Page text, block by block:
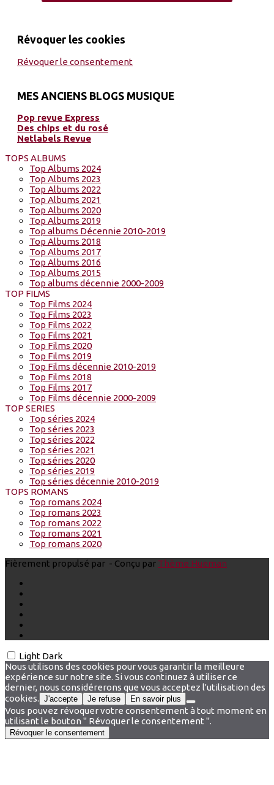
Révoquer les cookies
Révoquer le consentement
MES ANCIENS BLOGS MUSIQUE
Pop revue Express
Des chips et du rosé
Netlabels Revue
TOPS ALBUMS
Top Albums 2024
Top Albums 2023
Top Albums 2022
Top Albums 2021
Top Albums 2020
Top Albums 2019
Top albums Décennie 2010-2019
Top Albums 2018
Top Albums 2017
Top Albums 2016
Top Albums 2015
Top albums décennie 2000-2009
TOP FILMS
Top Films 2024
Top Films 2023
Top Films 2022
Top Films 2021
Top Films 2020
Top Films 2019
Top Films décennie 2010-2019
Top Films 2018
Top Films 2017
Top Films décennie 2000-2009
TOP SERIES
Top séries 2024
Top séries 2023
Top séries 2022
Top séries 2021
Top séries 2020
Top séries 2019
Top séries décennie 2010-2019
TOPS ROMANS
Top romans 2024
Top romans 2023
Top romans 2022
Top romans 2021
Top romans 2020
Fièrement propulsé par - Conçu par Thème Hueman
Light Dark
Nous utilisons des cookies pour vous garantir la meilleure
expérience sur notre site. Si vous continuez à utiliser ce
dernier, nous considérerons que vous acceptez l'utilisation des
cookies. J'accepte Je refuse En savoir plus
Vous pouvez révoquer votre consentement à tout moment en
utilisant le bouton " Révoquer le consentement ".
Révoquer le consentement